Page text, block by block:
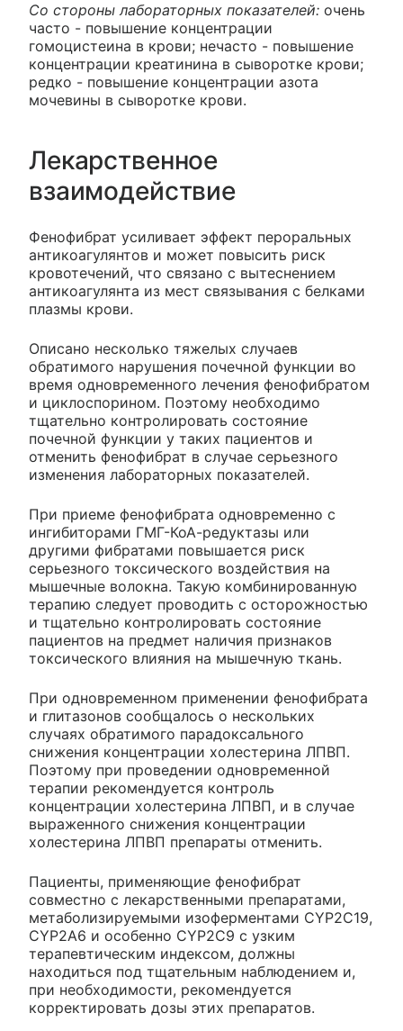
Со стороны лабораторных показателей: очень
часто - повышение концентрации
гомоцистеина в крови; нечасто - повышение
концентрации креатинина в сыворотке крови;
редко - повышение концентрации азота
мочевины в сыворотке крови.
Лекарственное
взаимодействие
Фенофибрат усиливает эффект пероральных
антикоагулянтов и может повысить риск
кровотечений, что связано с вытеснением
антикоагулянта из мест связывания с белками
плазмы крови.
Описано несколько тяжелых случаев
обратимого нарушения почечной функции во
время одновременного лечения фенофибратом
и циклоспорином. Поэтому необходимо
тщательно контролировать состояние
почечной функции у таких пациентов и
отменить фенофибрат в случае серьезного
изменения лабораторных показателей.
При приеме фенофибрата одновременно с
ингибиторами ГМГ-КоА-редуктазы или
другими фибратами повышается риск
серьезного токсического воздействия на
мышечные волокна. Такую комбинированную
терапию следует проводить с осторожностью
и тщательно контролировать состояние
пациентов на предмет наличия признаков
токсического влияния на мышечную ткань.
При одновременном применении фенофибрата
и глитазонов сообщалось о нескольких
случаях обратимого парадоксального
снижения концентрации холестерина ЛПВП.
Поэтому при проведении одновременной
терапии рекомендуется контроль
концентрации холестерина ЛПВП, и в случае
выраженного снижения концентрации
холестерина ЛПВП препараты отменить.
Пациенты, применяющие фенофибрат
совместно с лекарственными препаратами,
метаболизируемыми изоферментами CYP2C19,
CYP2A6 и особенно CYP2C9 с узким
терапевтическим индексом, должны
находиться под тщательным наблюдением и,
при необходимости, рекомендуется
корректировать дозы этих препаратов.